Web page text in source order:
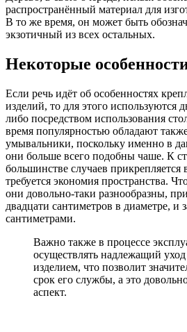
распространённый материал для
В то же время, он может быть
экзотичный из всех остальных.
Некоторые
Если речь идёт об особенностях
изделий, то для этого используются
либо посредством использования
время популярностью обладают
умывальники, поскольку именно в
они больше всего подобны чаше. К
большинстве случаев прикрепляется
требуется экономия пространства.
они довольно-таки разнообразны,
двадцати сантиметров в диаметре, и
сантиметрами.
Важно также в процессе
осуществлять надлежащий
изделием, что позволит
срок его службы, а это
аспект.